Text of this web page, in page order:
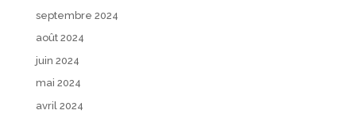
septembre 2024
août 2024
juin 2024
mai 2024
avril 2024